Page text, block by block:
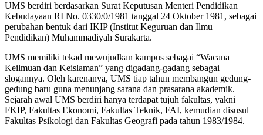
UMS berdiri berdasarkan Surat Keputusan Menteri Pendidikan
Kebudayaan RI No. 0330/0/1981 tanggal 24 Oktober 1981, sebagai
perubahan bentuk dari IKIP (Institut Keguruan dan Ilmu
Pendidikan) Muhammadiyah Surakarta.
UMS memiliki tekad mewujudkan kampus sebagai “Wacana
Keilmuan dan Keislaman” yang digadang-gadang sebagai
slogannya. Oleh karenanya, UMS tiap tahun membangun gedung-
gedung baru guna menunjang sarana dan prasarana akademik.
Sejarah awal UMS berdiri hanya terdapat tujuh fakultas, yakni
FKIP, Fakultas Ekonomi, Fakultas Teknik, FAI, kemudian disusul
Fakultas Psikologi dan Fakultas Geografi pada tahun 1983/1984.